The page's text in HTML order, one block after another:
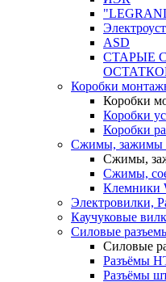
ASD
СТАРЫЕ
Коробки
Коробки
Коробки
Коробки
Сжимы, зажимы
Сжимы,
Сжимы,
Клемники
Электровилки,
Каучуковые
Силовые
Силовые
Разъёмы
Разъёмы